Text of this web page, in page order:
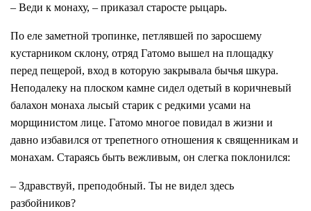
– Веди к монаху, – приказал старосте рыцарь.
По еле заметной тропинке, петлявшей по заросшему
кустарником склону, отряд Гатомо вышел на площадку
перед пещерой, вход в которую закрывала бычья шкура.
Неподалеку на плоском камне сидел одетый в коричневый
балахон монаха лысый старик с редкими усами на
морщинистом лице. Гатомо многое повидал в жизни и
давно избавился от трепетного отношения к священникам и
монахам. Стараясь быть вежливым, он слегка поклонился:
– Здравствуй, преподобный. Ты не видел здесь
разбойников?